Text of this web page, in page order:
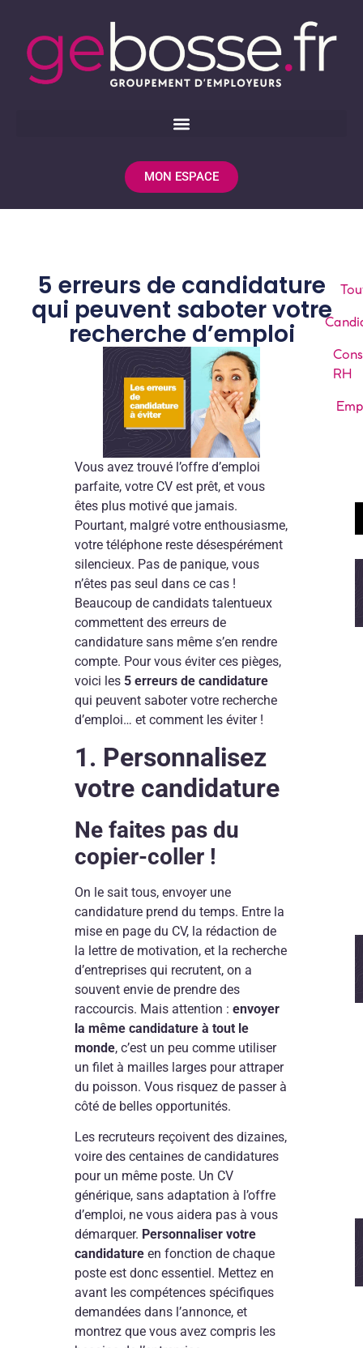
MON ESPACE
5 erreurs de candidature
qui peuvent saboter votre
recherche d’emploi
Vous avez trouvé l’offre d’emploi
parfaite, votre CV est prêt, et vous
êtes plus motivé que jamais.
Pourtant, malgré votre enthousiasme,
votre téléphone reste désespérément
silencieux. Pas de panique, vous
n’êtes pas seul dans ce cas !
Beaucoup de candidats talentueux
commettent des erreurs de
candidature sans même s’en rendre
compte. Pour vous éviter ces pièges,
voici les 5 erreurs de candidature
qui peuvent saboter votre recherche
d’emploi… et comment les éviter !
1. Personnalisez
votre candidature
Ne faites pas du
copier-coller !
On le sait tous, envoyer une
candidature prend du temps. Entre la
mise en page du CV, la rédaction de
la lettre de motivation, et la recherche
d’entreprises qui recrutent, on a
souvent envie de prendre des
raccourcis. Mais attention :envoyer
la même candidature à tout le
monde, c’est un peu comme utiliser
un filet à mailles larges pour attraper
du poisson. Vous risquez de passer à
côté de belles opportunités.
Les recruteurs reçoivent des dizaines,
voire des centaines de candidatures
pour un même poste. Un CV
générique, sans adaptation à l’offre
d’emploi, ne vous aidera pas à vous
démarquer. Personnaliser votre
candidature en fonction de chaque
poste est donc essentiel. Mettez en
avant les compétences spécifiques
demandées dans l’annonce, et
montrez que vous avez compris les
RH